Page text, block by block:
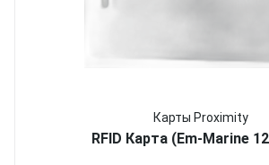
Карты Proximity
RFID Карта (Em-Marine